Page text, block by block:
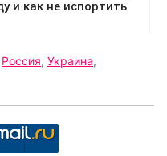
Россия, Украина,